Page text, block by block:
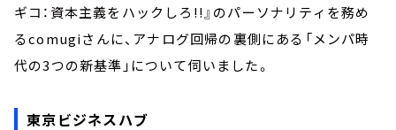
ギコ：資本主義をハックしろ!!』のパーソナリティを務め
るcomugiさんに、アナログ回帰の裏側にある「メンパ時
代の3つの新基準」について伺いました。
東京ビジネスハブ